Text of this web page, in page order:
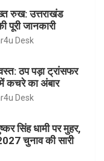
रुख: उत्तराखंड
पूरी जानकारी
Desk
ठप पड़ा ट्रांसफर
कचरे का अंबार
Desk
सिंह धामी पर मुहर,
चुनाव की सारी